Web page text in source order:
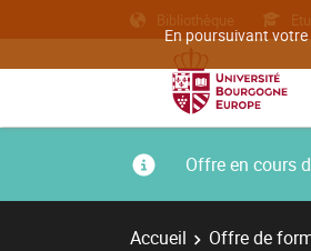
En poursuivant
Bibliothèque
Offre en cours
Accueil Offre de